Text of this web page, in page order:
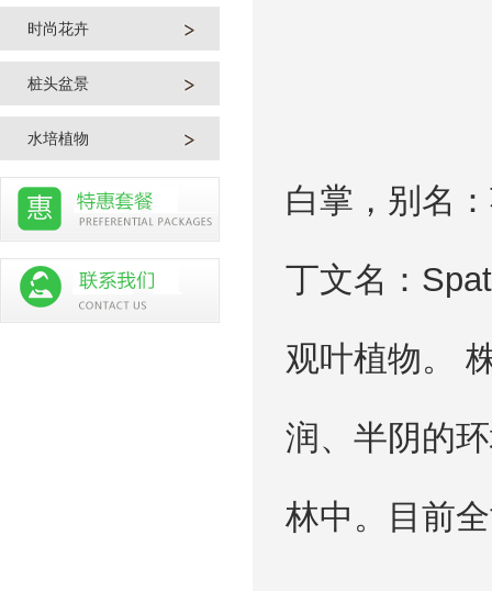
时尚花卉
桩头盆景
水培植物
白掌，别名
丁文名：
观叶植物。
润、半阴的
林中。目前